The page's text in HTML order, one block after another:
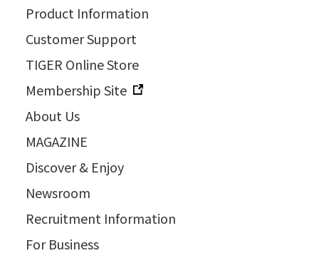
Product Information
Customer Support
TIGER Online Store
Membership Site
About Us
MAGAZINE
Discover & Enjoy
Newsroom
Recruitment Information
For Business